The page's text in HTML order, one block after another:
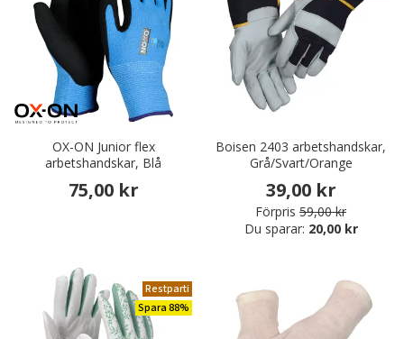
OX-ON Junior flex
arbetshandskar, Blå
75,00 kr
Boisen 2403 arbetshandskar,
Grå/Svart/Orange
39,00 kr
Förpris 59,00 kr
Du sparar: 20,00 kr
Restparti
Spara 88%